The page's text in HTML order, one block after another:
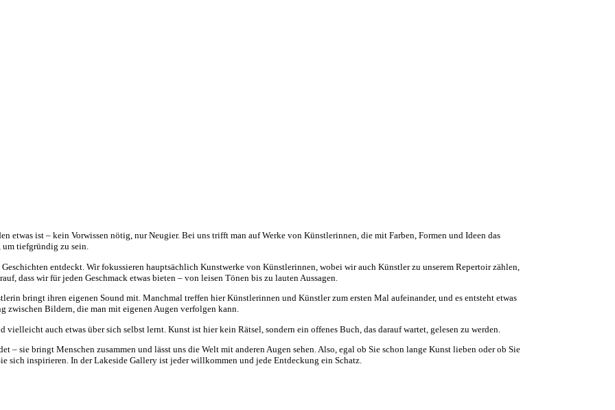
etwas ist – kein Vorwissen nötig, nur Neugier. Bei uns trifft man auf Werke von Künstlerinnen, die mit Farben, Formen und Ideen das
um tiefgründig zu sein.
entdeckt. Wir fokussieren hauptsächlich Kunstwerke von Künstlerinnen, wobei wir auch Künstler zu unserem Repertoir zählen,
dass wir für jeden Geschmack etwas bieten – von leisen Tönen bis zu lauten Aussagen.
bringt ihren eigenen Sound mit. Manchmal treffen hier Künstlerinnen und Künstler zum ersten Mal aufeinander, und es entsteht etwas
zwischen Bildern, die man mit eigenen Augen verfolgen kann.
auch etwas über sich selbst lernt. Kunst ist hier kein Rätsel, sondern ein offenes Buch, das darauf wartet, gelesen zu werden.
sie bringt Menschen zusammen und lässt uns die Welt mit anderen Augen sehen. Also, egal ob Sie schon lange Kunst lieben oder ob Sie
sich inspirieren. In der Lakeside Gallery ist jeder willkommen und jede Entdeckung ein Schatz.